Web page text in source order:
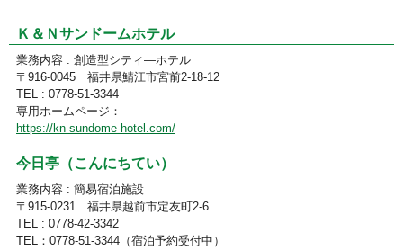
Ｋ＆Ｎサンドームホテル
業務内容 : 創造型シティ―ホテル
〒916-0045 福井県鯖江市宮前2-18-12
TEL : 0778-51-3344
専用ホームページ：
https://kn-sundome-hotel.com/
今日亭（こんにちてい）
業務内容 : 簡易宿泊施設
〒915-0231 福井県越前市定友町2-6
TEL : 0778-42-3342
TEL：0778-51-3344（宿泊予約受付中）